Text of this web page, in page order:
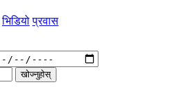
भिडियो प्रवास
खोज्नुहोस्